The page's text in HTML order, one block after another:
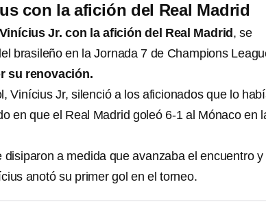
con la afición del Real Madrid
Vinícius Jr. con la afición del Real Madrid , se
brasileño en la Jornada 7 de Champions
su renovación.
Vinícius Jr, silenció a los aficionados que lo
en que el Real Madrid goleó 6-1 al Mónaco en
a medida que avanzaba el encuentro y
anotó su primer gol en el torneo.